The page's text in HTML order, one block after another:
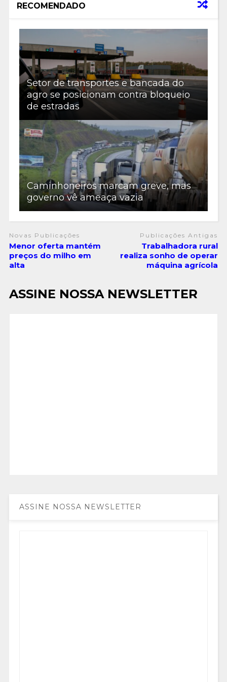
RECOMENDADO
Setor de transportes e bancada do
agro se posicionam contra bloqueio
de estradas
Caminhoneiros marcam greve, mas
governo vê ameaça vazia
Novas Publicações
Menor oferta mantém
preços do milho em
alta
Publicações Antigas
Trabalhadora rural
realiza sonho de operar
máquina agrícola
ASSINE NOSSA NEWSLETTER
ASSINE NOSSA NEWSLETTER